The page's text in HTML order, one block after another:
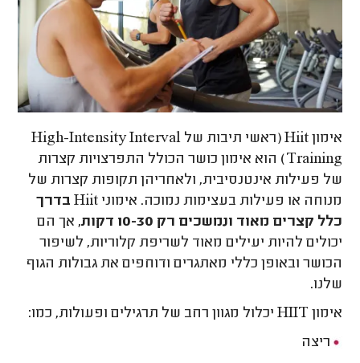
אימון Hiit (ראשי תיבות של High-Intensity Interval
Training) הוא אימון כושר הכולל התפרצויות קצרות
של פעילות אינטנסיבית, ולאחריהן תקופות קצרות של
מנוחה או פעילות בעצימות נמוכה. אימוני
Hiit בדרך
כלל קצרים מאוד ונמשכים רק 10-30 דקות,
אך הם
יכולים להיות יעילים מאוד לשריפת קלוריות, לשיפור
הכושר ובאופן כללי מאתגרים ודוחפים את גבולות הגוף
שלנו.
אימון HIIT יכלול מגוון רחב של תרגילים ופעולות, כמו:
ריצה